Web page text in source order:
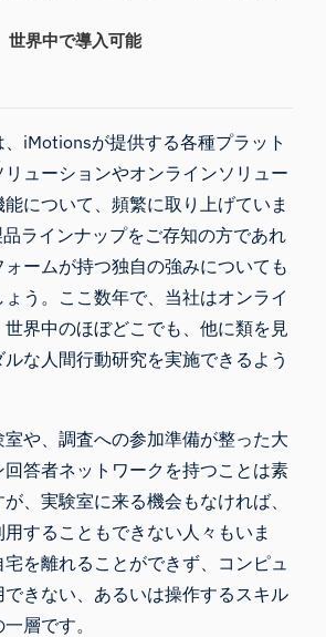
世界中で導入可能
iMotionsが提供する各種プラット
ューションやオンラインソリュー
について、頻繁に取り上げていま
ラインナップをご存知の方であれ
ームが持つ独自の強みについても
う。ここ数年で、当社はオンライ
世界中のほぼどこでも、他に類を見
な人間行動研究を実施できるよう
や、調査への参加準備が整った大
答者ネットワークを持つことは素
、実験室に来る機会もなければ、
することもできない人々もいま
を離れることができず、コンピュ
きない、あるいは操作するスキル
層です。